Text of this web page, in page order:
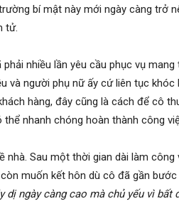
bí mật này mới ngày càng trở
tử.
nhiều lần yêu cầu phục vụ mang
và người phụ nữ ấy cứ liên tục khóc
hàng, đây cũng là cách để cô
nhanh chóng hoàn thành công
Sau một thời gian dài làm công
muốn kết hôn dù cô đã gần
dị ngày càng cao mà chủ yếu vì bất